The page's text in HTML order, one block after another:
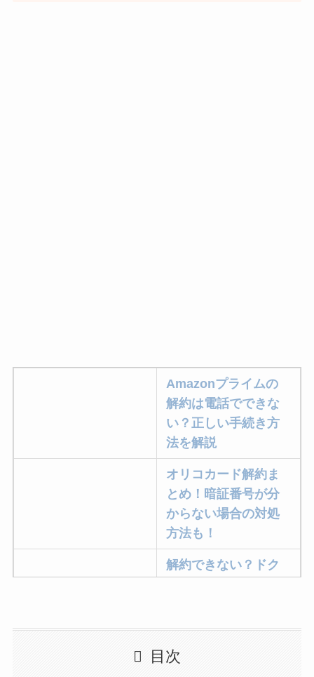
Amazonプライムの
解約は電話でできな
い？正しい手続き方
法を解説
オリコカード解約ま
とめ！暗証番号が分
からない場合の対処
方法も！
解約できない？ドク
解約方法まとめ！契
目次